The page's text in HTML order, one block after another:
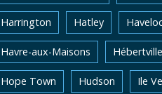
Harrington Hatley
Havre-aux-Maisons Hébertville
Hope Town Hudson Ile